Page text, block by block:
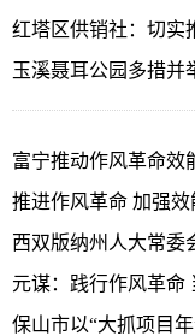
红塔区供销社：切实
玉溪聂耳公园多措并
富宁推动作风革命效
推进作风革命 加强效
西双版纳州人大常委
元谋：践行作风革命
保山市以“大抓项目